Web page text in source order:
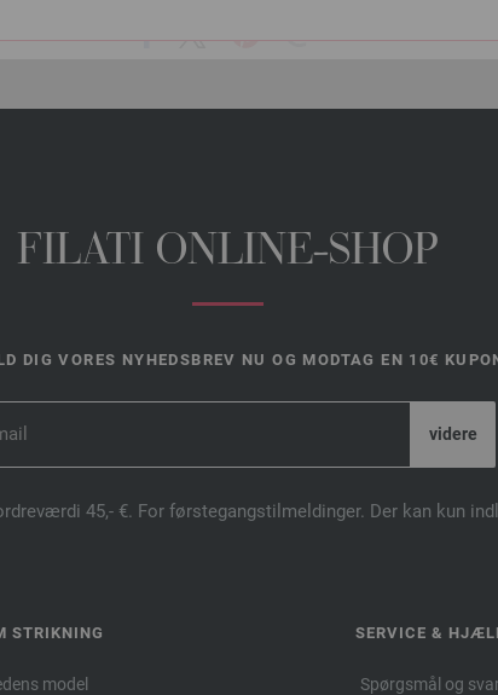
FILATI ONLINE-SHOP
DIG VORES NYHEDSBREV NU OG MODTAG EN 10€
45,- €. For førstegangstilmeldinger. Der kan kun
STRIKNING
model
SERVICE &
Spørgsmål og